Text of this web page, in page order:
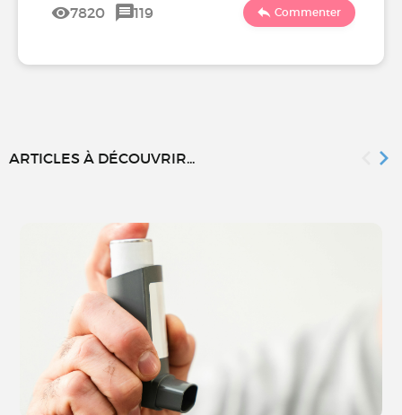
7820 119 Commenter
ARTICLES À DÉCOUVRIR...